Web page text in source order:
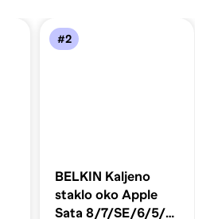
#2
BELKIN Kaljeno
staklo oko Apple
Sata 8/7/SE/6/5/4